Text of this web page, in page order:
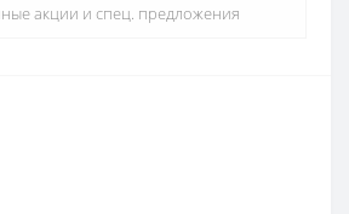
акции и спец. предложения